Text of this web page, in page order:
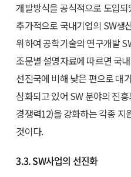
개발방식을 공식적으로 도입
추가적으로 국내기업의 SW생
위하여 공학기술의 연구개발
조문별 설명자료에 따르면 국
선진국에 비해 낮은 편으로 대
심화되고 있어 SW 분야의 진
경쟁력12)을 강화하는 각종 지
것이다.
3.3. SW사업의 선진화